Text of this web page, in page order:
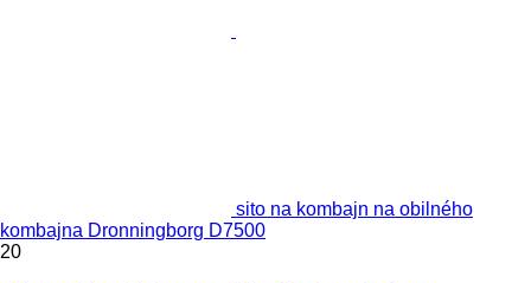
sito na kombajn na obilného
kombajna Dronningborg D7500
20